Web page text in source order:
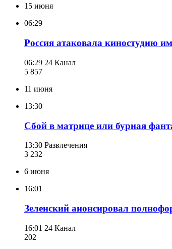
15 июня
06:29
Россия атаковала киностудию
06:29 24 Канал
5 857
11 июня
13:30
Сбой в матрице или бурная
13:30 Развлечения
3 232
6 июня
16:01
Зеленский анонсировал
16:01 24 Канал
202